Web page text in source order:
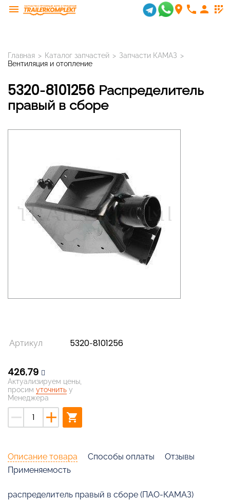
menu room phone person app_registration
Главная > Каталог запчастей > Запчасти КАМАЗ >
Вентиляция и отопление
5320-8101256 Распределитель
правый в сборе
Артикул 5320-8101256
426,79
Актуализируем цены,
просим уточнить у
Менеджера
remove add shopping_cart
Описание товара Способы оплаты
Отзывы
Применяемость
распределитель правый в сборе (ПАО-КАМАЗ)